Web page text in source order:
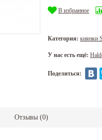
В избранное
Категория: киянки
У нас есть ещё:
Поделиться:
Отзывы (0)